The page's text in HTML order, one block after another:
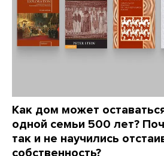
Как дом может
одной семьи 500 лет?
так и не научились